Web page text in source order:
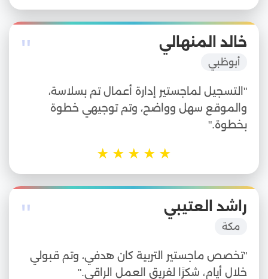
" خالد المنهالي
أبوظبي
"التسجيل لماجستير إدارة أعمال تم بسلاسة،
والموقع سهل وواضح، وتم توجيهي خطوة
بخطوة."
★
★
★
★
★
" راشد العتيبي
مكة
"تخصص ماجستير التربية كان هدفي، وتم قبولي
خلال أيام، شكرًا لفريق العمل الراقي."